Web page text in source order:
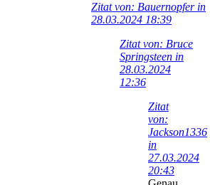
Zitat von: Bauernopfer in
28.03.2024 18:39
Zitat von: Bruce
Springsteen in
28.03.2024
12:36
Zitat
von:
Jackson1336
in
27.03.2024
20:43